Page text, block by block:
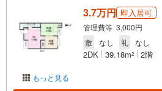
もっと見る
3.7万円 即入居可
管理費等 3,000円
敷
なし 礼 なし
2DK 39.18m2 2階